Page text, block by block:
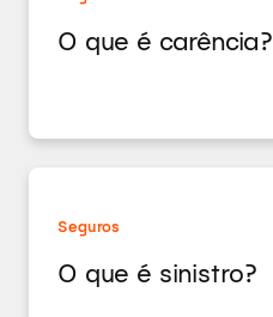
O que é carência?
Seguros
O que é sinistro?